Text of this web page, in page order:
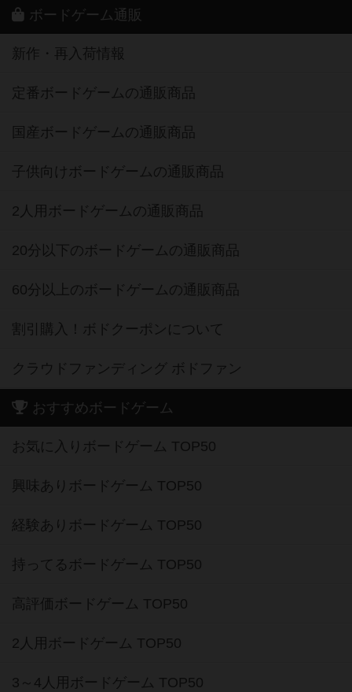
ボードゲーム通販
新作・再入荷情報
定番ボードゲームの通販商品
国産ボードゲームの通販商品
子供向けボードゲームの通販商品
2人用ボードゲームの通販商品
20分以下のボードゲームの通販商品
60分以上のボードゲームの通販商品
割引購入！ボドクーポンについて
クラウドファンディング ボドファン
おすすめボードゲーム
お気に入りボードゲーム TOP50
興味ありボードゲーム TOP50
経験ありボードゲーム TOP50
持ってるボードゲーム TOP50
高評価ボードゲーム TOP50
2人用ボードゲーム TOP50
3～4人用ボードゲーム TOP50